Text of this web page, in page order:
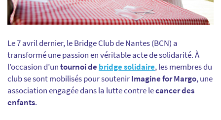
Le 7 avril dernier, le Bridge Club de Nantes (BCN) a
transformé une passion en véritable acte de solidarité. À
l’occasion d’untournoi de bridge solidaire, les membres du
club se sont mobilisés pour soutenirImagine for Margo, une
association engagée dans la lutte contre lecancer des
enfants.